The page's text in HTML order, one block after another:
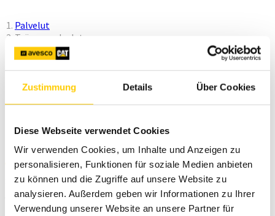
Zustimmung Details Über Cookies
Diese Webseite verwendet Cookies
Wir verwenden Cookies, um Inhalte und Anzeigen zu
personalisieren, Funktionen für soziale Medien anbieten
zu können und die Zugriffe auf unsere Website zu
analysieren. Außerdem geben wir Informationen zu Ihrer
Verwendung unserer Website an unsere Partner für
You are here:
Palvelut
Työmaapalvelut
Takuu ja huoltosopimukset
Työmaapalvelut
(current)
Vuokraus
Palvelut työmaalle
SITECH Finland tuki auttaa sinua työmaalla laitteiston kanssa
ja myös toimistolla ohjelmistojen käytössä. Olemme
työskennelleet yli 10 vuotta Trimble-ratkaisujen parissa ja